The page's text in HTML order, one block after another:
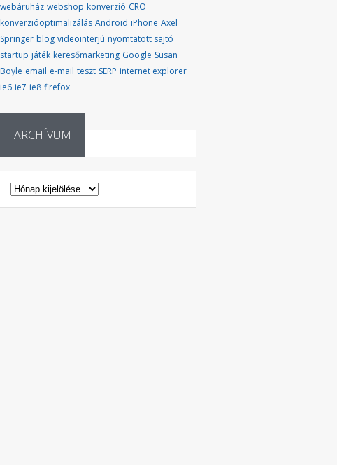
webáruház webshop konverzió CRO
konverzióoptimalizálás Android iPhone Axel
Springer blog videointerjú nyomtatott sajtó
startup játék keresőmarketing Google Susan
Boyle email e-mail teszt SERP internet explorer
ie6 ie7 ie8 firefox
ARCHÍVUM
ARCHÍVUM